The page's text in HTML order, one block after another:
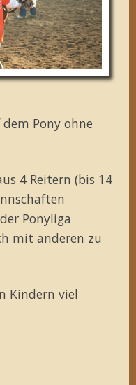
Pony ohne
4 Reitern (bis 14
Ponyliga
mit anderen zu
Kindern viel